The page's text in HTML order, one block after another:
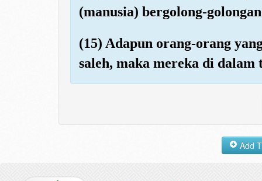
(manusia) bergolong-
(15) Adapun orang-orang
saleh, maka mereka di